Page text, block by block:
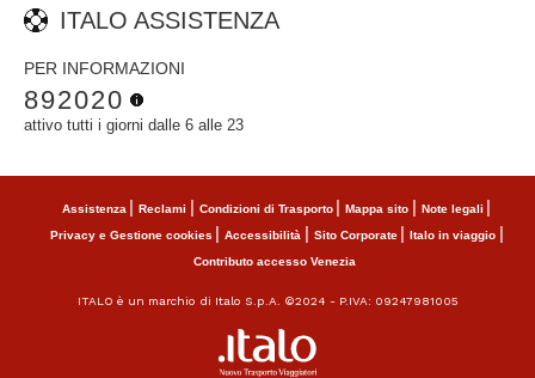
ITALO ASSISTENZA
PER INFORMAZIONI
892020
attivo tutti i giorni dalle 6 alle 23
Assistenza Reclami Condizioni di Trasporto Mappa sito
Note legali
Privacy e Gestione cookies
Accessibilità Sito Corporate
Italo in viaggio
Contributo accesso Venezia
ITALO è un marchio di Italo S.p.A. ©2024 - P.IVA: 09247981005